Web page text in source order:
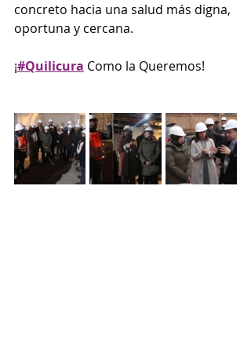
concreto hacia una salud más digna,
oportuna y cercana.
¡#Quilicura Como la Queremos!